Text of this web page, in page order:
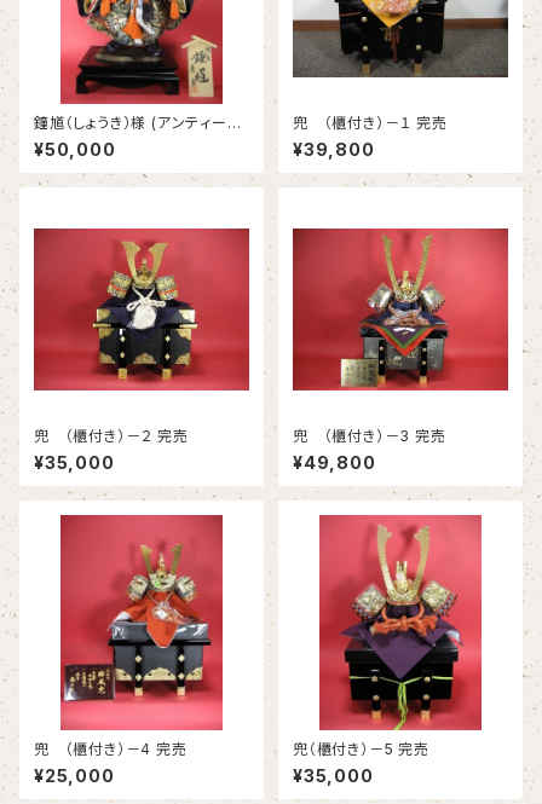
鐘馗（しょうき）様 (アンティー
ク）※完売※
¥50,000
兜 （櫃付き）－１ 完売
¥39,800
兜 （櫃付き）－２ 完売
¥35,000
兜 （櫃付き）－3 完売
¥49,800
兜 （櫃付き）－4 完売
¥25,000
兜（櫃付き）－5 完売
¥35,000